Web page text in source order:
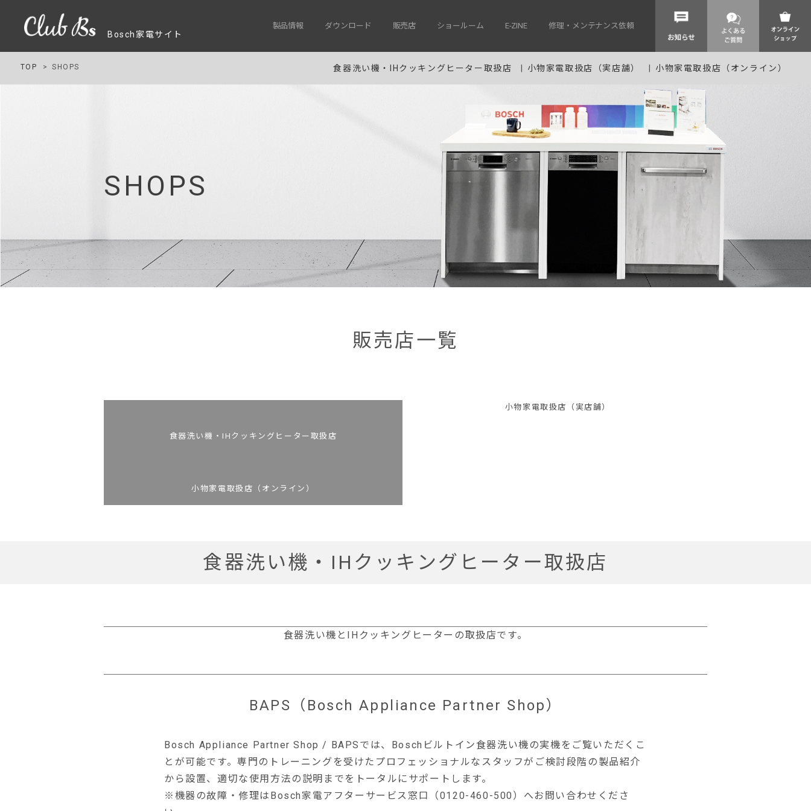
Bosch家電サイト
製品情報 ダウンロード 販売店 ショールーム E-ZINE 修理・メンテナンス依頼
TOP SHOPS 食器洗い機・IHクッキングヒーター取扱店 小物家電取扱店（実店舗） 小物家電取扱店（オンライン）
SHOPS
販売店一覧
食器洗い機・IHクッキングヒーター取扱店
小物家電取扱店（実店舗）
小物家電取扱店（オンライン）
食器洗い機・IHクッキングヒーター取扱店
食器洗い機とIHクッキングヒーターの取扱店です。
BAPS（Bosch Appliance Partner Shop）
Bosch Appliance Partner Shop / BAPSでは、Boschビルトイン食器洗い機の実機をご覧いただくこ
とが可能です。専門のトレーニングを受けたプロフェッショナルなスタッフがご検討段階の製品紹介
から設置、適切な使用方法の説明までをトータルにサポートします。
※機器の故障・修理はBosch家電アフターサービス窓口（0120-460-500）へお問い合わせくださ